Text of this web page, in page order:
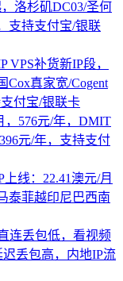
洛杉矶DC03/圣何
支持支付宝/银联
VPS补货新IP段，
Cox真家宽/Cogent
付宝/银联卡
，576元/年，DMIT
元/年，支持支付
线：22.41澳元/月
泰菲越印尼巴西南
连丢包低，看视频
丢包高，内地IP流